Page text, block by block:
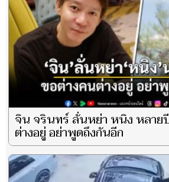
จิน จรินทร์ ลั่นหย่า หนิง หลาย
ต่างอยู่ อย่าพูดถึงกันอีก